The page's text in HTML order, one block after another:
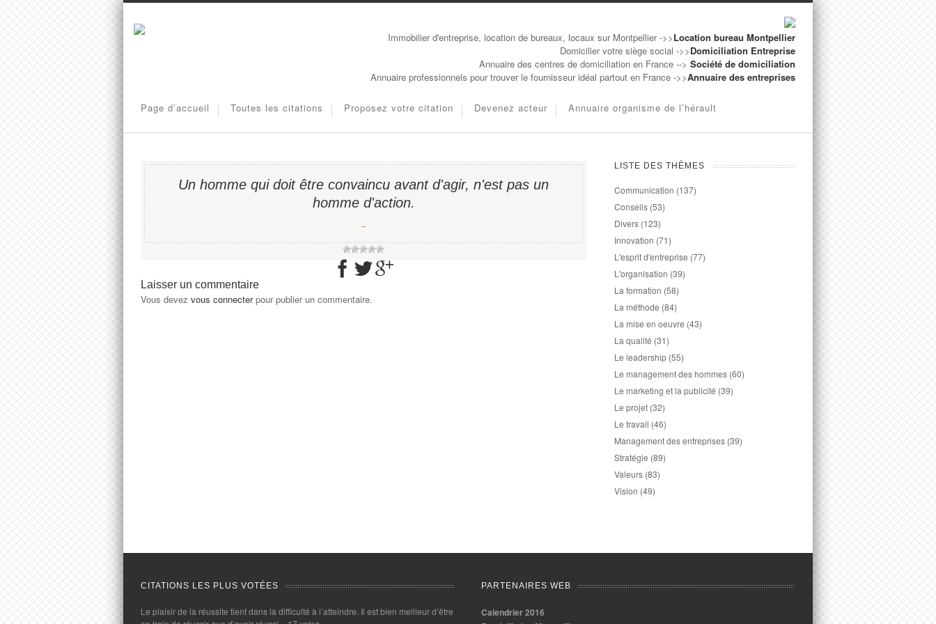
Immobilier d'entreprise, location de bureaux, locaux sur Montpellier ->>Location bureau Montpellier
Domicilier votre siège social ->>Domiciliation Entreprise
Annuaire des centres de domiciliation en France --> Société de domiciliation
Annuaire professionnels pour trouver le fournisseur idéal partout en France ->>Annuaire des entreprises
Page d’accueil Toutes les citations Proposez votre citation Devenez acteur Annuaire organisme de l’hérault
Un homme qui doit être convaincu avant d'agir, n'est pas un
homme d'action.
−
Laisser un commentaire
Vous devez vous connecterpour publier un commentaire.
LISTE DES THÈMES
Communication (137)
Conseils (53)
Divers (123)
Innovation (71)
L'esprit d'entreprise (77)
L'organisation (39)
La formation (58)
La méthode (84)
La mise en oeuvre (43)
La qualité (31)
Le leadership (55)
Le management des hommes (60)
Le marketing et la publicité (39)
Le projet (32)
Le travail (46)
Management des entreprises (39)
Stratégie (89)
Valeurs (83)
Vision (49)
CITATIONS LES PLUS VOTÉES
Le plaisir de la réussite tient dans la difficulté à l’atteindre. Il est bien meilleur d’être
PARTENAIRES WEB
Calendrier 2016